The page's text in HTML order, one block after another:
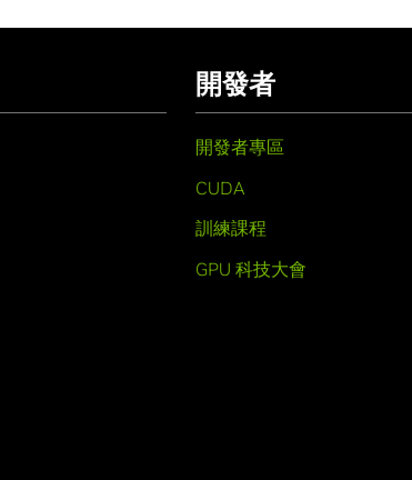
開發者
開發者專區
CUDA
訓練課程
GPU 科技大會